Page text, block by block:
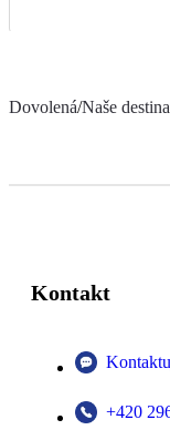
Dovolená/Naše
Kontakt
+420